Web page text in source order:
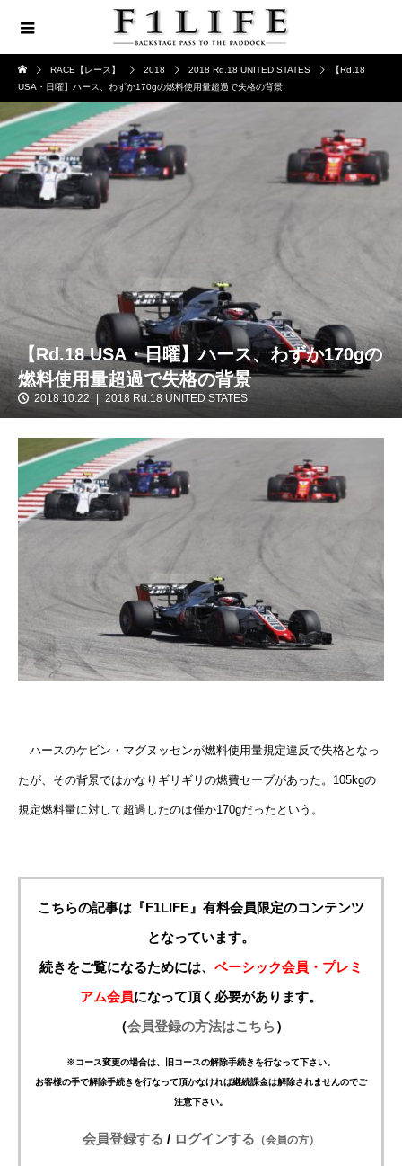
RACE【レース】 2018 2018 Rd.18 UNITED STATES
【Rd.18
USA・日曜】ハース、わずか170gの燃料使用量超過で失格の背景
【Rd.18 USA・日曜】ハース、わずか170gの
燃料使用量超過で失格の背景
2018.10.22 2018 Rd.18 UNITED STATES
ハースのケビン・マグヌッセンが燃料使用量規定違反で失格となっ
たが、その背景ではかなりギリギリの燃費セーブがあった。105kgの
規定燃料量に対して超過したのは僅か170gだったという。
こちらの記事は『F1LIFE』有料会員限定のコンテンツ
となっています。
続きをご覧になるためには、 ベーシック会員・プレミ
アム会員になって頂く必要があります。
（会員登録の方法はこちら）
※コース変更の場合は、旧コースの解除手続きを行なって下さい。
お客様の手で解除手続きを行なって頂かなければ継続課金は解除されませんのでご
注意下さい。
会員登録する / ログインする （会員の方）